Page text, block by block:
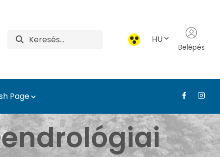
HU
Belépés
Page
- Tájépítészeti,